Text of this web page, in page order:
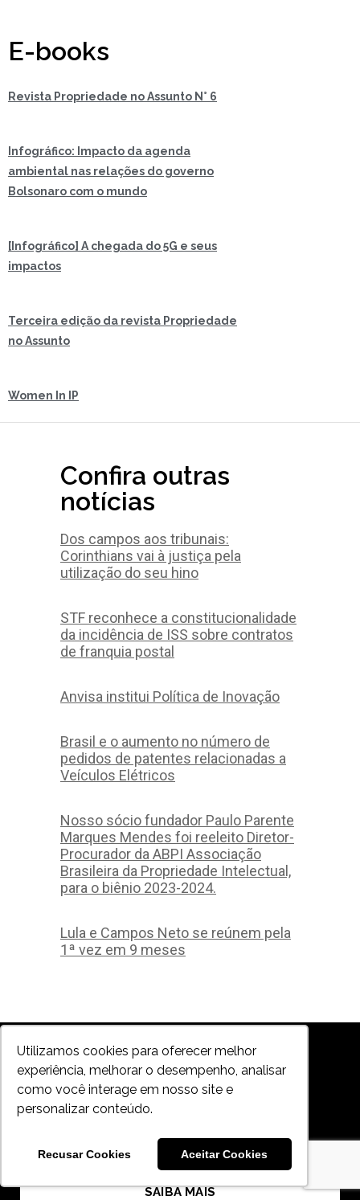
Utilizamos cookies para oferecer melhor
experiência, melhorar o desempenho, analisar
como você interage em nosso site e
personalizar conteúdo.
Recusar Cookies Aceitar Cookies
E-books
Revista Propriedade no Assunto N° 6
Infográfico: Impacto da agenda
ambiental nas relações do governo
Bolsonaro com o mundo
[Infográfico] A chegada do 5G e seus
impactos
Terceira edição da revista Propriedade
no Assunto
Women In IP
Confira outras
notícias
Dos campos aos tribunais:
Corinthians vai à justiça pela
utilização do seu hino
STF reconhece a constitucionalidade
da incidência de ISS sobre contratos
de franquia postal
Anvisa institui Política de Inovação
Brasil e o aumento no número de
pedidos de patentes relacionadas a
Veículos Elétricos
Nosso sócio fundador Paulo Parente
Marques Mendes foi reeleito Diretor-
Procurador da ABPI Associação
Brasileira da Propriedade Intelectual,
para o biênio 2023-2024.
Lula e Campos Neto se reúnem pela
1ª vez em 9 meses
Nossas
Especialidades
SAIBA MAIS